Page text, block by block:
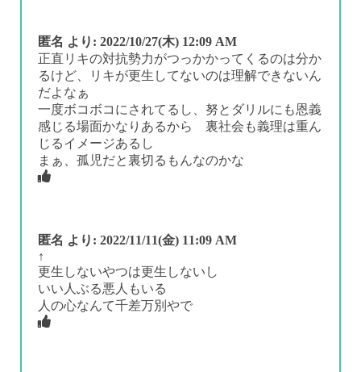
匿名 より: 2022/10/27(木) 12:09 AM
正直リキの対抗勢力がつっかかってくるのは分か
るけど、リキが更生してないのは理解できないん
だよなぁ
一度ボコボコにされてるし、努とダリルにも恩義
感じる場面かなりあるから 裏社会も義理は重ん
じるイメージあるし
まぁ、孤児だと裏切るもんなのかな
匿名 より: 2022/11/11(金) 11:09 AM
↑
更生しないやつは更生しないし
いい人ぶる悪人もいる
人の心なんて千差万別やで